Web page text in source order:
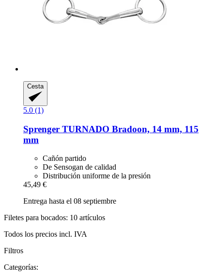
Cesta
5.0 (1)
Sprenger TURNADO Bradoon, 14 mm, 115
mm
Cañón partido
De Sensogan de calidad
Distribución uniforme de la presión
45,49 €
Entrega hasta el 08 septiembre
Filetes para bocados: 10 artículos
Todos los precios incl. IVA
Filtros
Categorías: